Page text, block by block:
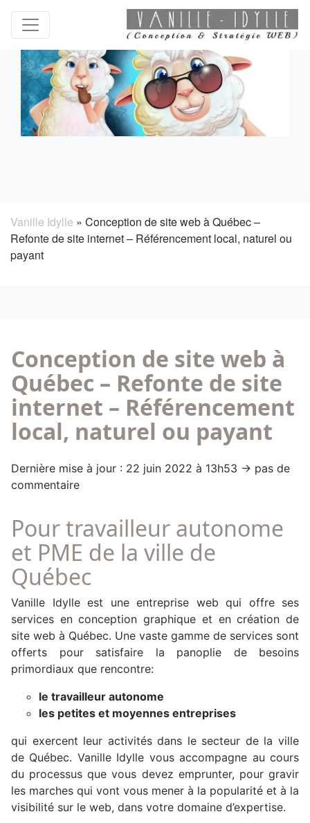
Vanille Idylle » Conception de site web à Québec –
Refonte de site internet – Référencement local, naturel ou
payant
Conception de site web à
Québec – Refonte de site
internet – Référencement
local, naturel ou payant
Dernière mise à jour : 22 juin 2022 à 13h53 → pas de
commentaire
Pour travailleur autonome
et PME de la ville de
Québec
Vanille Idylle est une entreprise web qui offre ses
services en conception graphique et en création de
site web à Québec. Une vaste gamme de services sont
offerts pour satisfaire la panoplie de besoins
primordiaux que rencontre:
le travailleur autonome
les petites et moyennes entreprises
qui exercent leur activités dans le secteur de la ville
de Québec. Vanille Idylle vous accompagne au cours
du processus que vous devez emprunter, pour gravir
les marches qui vont vous mener à la popularité et à la
visibilité sur le web, dans votre domaine d’expertise.